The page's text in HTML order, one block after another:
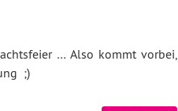
… Also kommt vorbei,
;)